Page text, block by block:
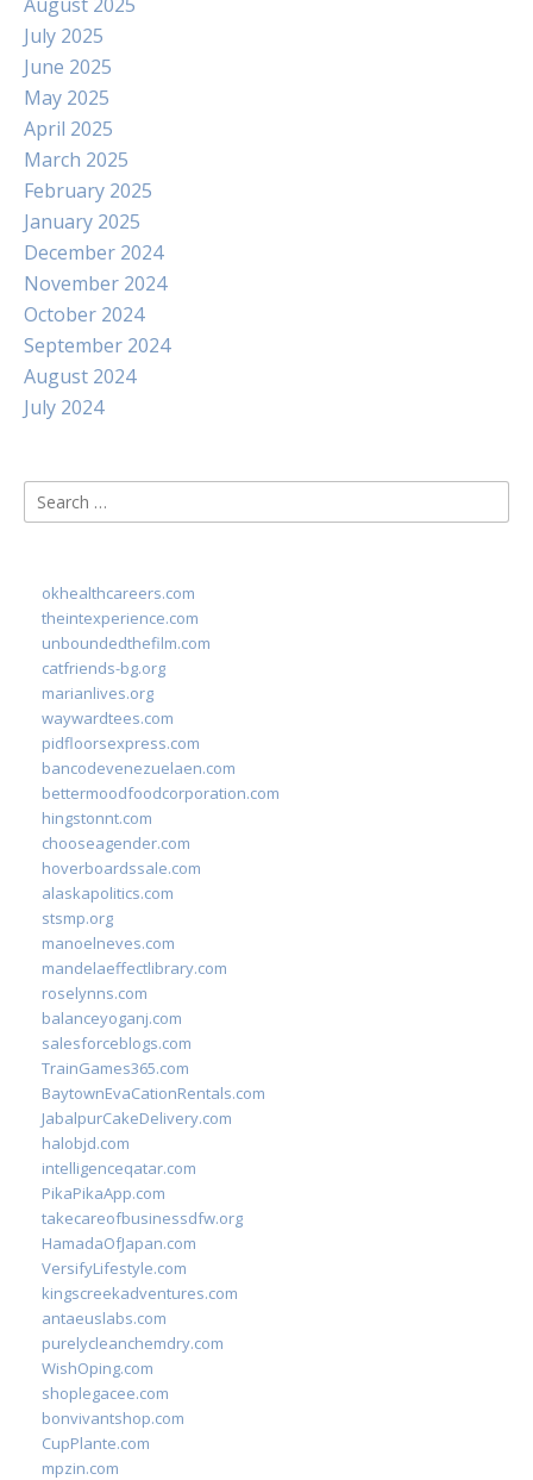
July 2025
June 2025
May 2025
April 2025
March 2025
February 2025
January 2025
December 2024
November 2024
October 2024
September 2024
August 2024
July 2024
Search
for:
okhealthcareers.com
theintexperience.com
unboundedthefilm.com
catfriends-bg.org
marianlives.org
waywardtees.com
pidfloorsexpress.com
bancodevenezuelaen.com
bettermoodfoodcorporation.com
hingstonnt.com
chooseagender.com
hoverboardssale.com
alaskapolitics.com
stsmp.org
manoelneves.com
mandelaeffectlibrary.com
roselynns.com
balanceyoganj.com
salesforceblogs.com
TrainGames365.com
BaytownEvaCationRentals.com
JabalpurCakeDelivery.com
halobjd.com
intelligenceqatar.com
PikaPikaApp.com
takecareofbusinessdfw.org
HamadaOfJapan.com
VersifyLifestyle.com
kingscreekadventures.com
antaeuslabs.com
purelycleanchemdry.com
WishOping.com
shoplegacee.com
bonvivantshop.com
CupPlante.com
mpzin.com